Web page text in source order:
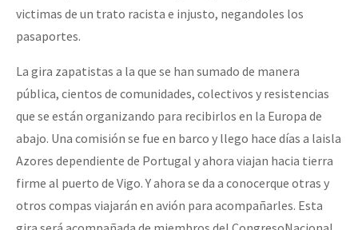
MULTIMEDIA
Audio
Fotorreportaje
Video
Otras secciones
Semillero Guerra contra la Humanidad. (Las poblaciones y
la naturaleza bajo asedio)
Libros para descargar
victimas de un trato racista e injusto, negandoles los
pasaportes.
La gira zapatistas a la que se han sumado de manera
pública, cientos de comunidades, colectivos y resistencias
que se están organizando para recibirlos en la Europa de
abajo. Una comisión se fue en barco y llego hace días a laisla
Azores dependiente de Portugal y ahora viajan hacia tierra
firme al puerto de Vigo. Y ahora se da a conocerque otras y
otros compas viajarán en avión para acompañarles. Esta